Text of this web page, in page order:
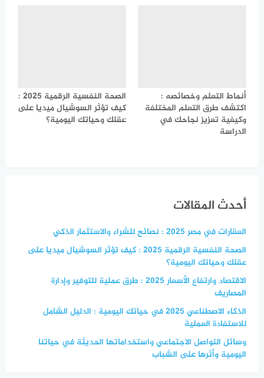
أنماط التعلم وخصائصه :
اكتشف طرق التعلم المختلفة
وكيفية تعزيز نجاحك في
الدراسة
الصحة النفسية الرقمية 2025 :
كيف تؤثر السوشيال ميديا على
عقلك وحياتك اليومية؟
أحدث المقالات
العقارات في مصر 2025 : نصائح للشراء والاستثمار الذكي
الصحة النفسية الرقمية 2025 : كيف تؤثر السوشيال ميديا على
عقلك وحياتك اليومية؟
الاقتصاد وارتفاع الأسعار 2025 : طرق عملية للتوفير وإدارة
المصاريف
الذكاء الاصطناعي 2025 في حياتك اليومية : الدليل الشامل
للاستفادة العملية
وسائل التواصل الاجتماعي واستخداماتها الحديثة في حياتنا
اليومية وأثرها على الشباب